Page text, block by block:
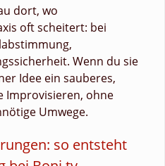
dort, wo
oft scheitert: bei
Wenn du sie
Idee ein sauberes,
Improvisieren, ohne
Umwege.
so entsteht